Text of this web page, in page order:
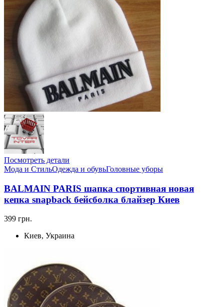
Посмотреть детали
Мода и СтильОдежда и обувьГоловные уборы
BALMAIN PARIS шапка спортивная новая
кепка snapback бейсболка блайзер Киев
399 грн.
Киев, Украина